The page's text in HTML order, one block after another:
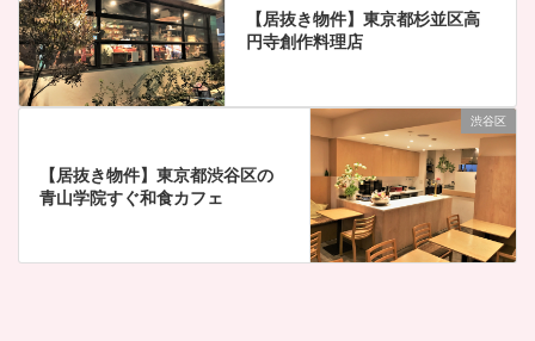
【居抜き物件】東京都杉並区高
円寺創作料理店
渋谷区
【居抜き物件】東京都渋谷区の
青山学院すぐ和食カフェ